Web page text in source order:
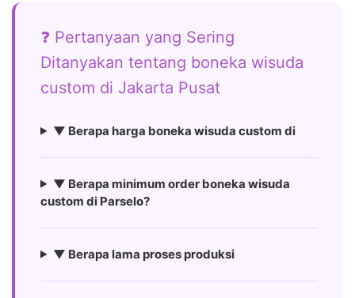
❓ Pertanyaan yang Sering
Ditanyakan tentang boneka wisuda
custom di Jakarta Pusat
▼ Berapa harga boneka wisuda custom di
▼ Berapa minimum order boneka wisuda
custom di Parselo?
▼ Berapa lama proses produksi